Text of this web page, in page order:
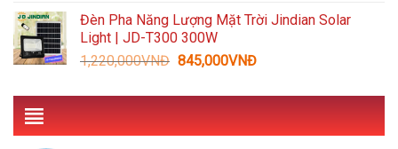
Đèn Pha Năng Lượng Mặt Trời Jindian Solar
Light | JD-T300 300W
1,220,000VNĐ Giá
là:
845,000VNĐGiá
tại
845,000VNĐ.